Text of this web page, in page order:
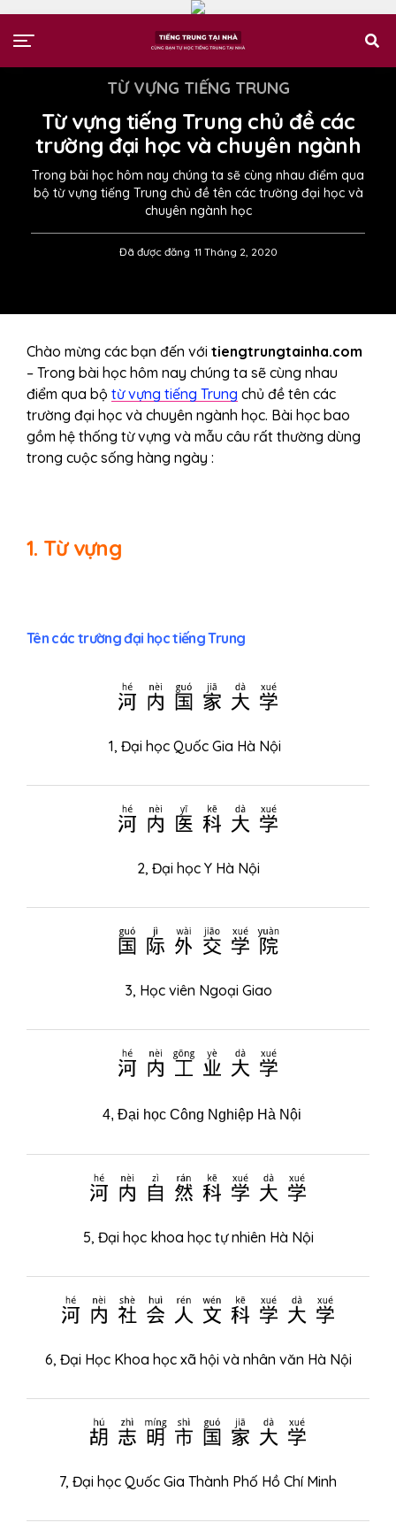
TỪ VỰNG TIẾNG TRUNG
Từ vựng tiếng Trung chủ đề các
trường đại học và chuyên ngành
Trong bài học hôm nay chúng ta sẽ cùng nhau điểm qua
bộ từ vựng tiếng Trung chủ đề tên các trường đại học và
chuyên ngành học
Đã được đăng 11 Tháng 2, 2020
Chào mừng các bạn đến với tiengtrungtainha.com
– Trong bài học hôm nay chúng ta sẽ cùng nhau
điểm qua bộ từ vựng tiếng Trung chủ đề tên các
trường đại học và chuyên ngành học. Bài học bao
gồm hệ thống từ vựng và mẫu câu rất thường dùng
trong cuộc sống hàng ngày :
1. Từ vựng
Tên các trường đại học tiếng Trung
河内国家大学
1, Đại học Quốc Gia Hà Nội
河内医科大学
2, Đại học Y Hà Nội
国际外交学院
3, Học viên Ngoại Giao
河内工业大学
4, Đại học Công Nghiệp Hà Nội
河内自然科学大学
5, Đại học khoa học tự nhiên Hà Nội
河内社会人文科学大学
6, Đại Học Khoa học xã hội và nhân văn Hà Nội
胡志明市国家大学
7, Đại học Quốc Gia Thành Phố Hồ Chí Minh